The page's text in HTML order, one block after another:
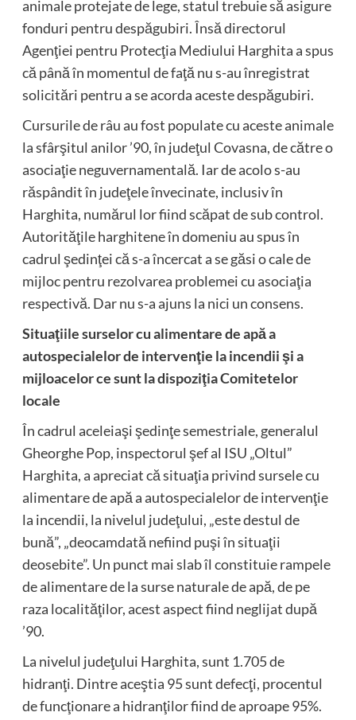
animale protejate de lege, statul trebuie să asigure
fonduri pentru despăgubiri. Însă directorul
Agenţiei pentru Protecţia Mediului Harghita a spus
că până în momentul de faţă nu s-au înregistrat
solicitări pentru a se acorda aceste despăgubiri.
Cursurile de râu au fost populate cu aceste animale
la sfârşitul anilor ’90, în judeţul Covasna, de către o
asociaţie neguvernamentală. Iar de acolo s-au
răspândit în judeţele învecinate, inclusiv în
Harghita, numărul lor fiind scăpat de sub control.
Autorităţile harghitene în domeniu au spus în
cadrul şedinţei că s-a încercat a se găsi o cale de
mijloc pentru rezolvarea problemei cu asociaţia
respectivă. Dar nu s-a ajuns la nici un consens.
Situaţiile surselor cu alimentare de apă a
autospecialelor de intervenţie la incendii şi a
mijloacelor ce sunt la dispoziţia Comitetelor
locale
În cadrul aceleiaşi şedinţe semestriale, generalul
Gheorghe Pop, inspectorul şef al ISU „Oltul”
Harghita, a apreciat că situaţia privind sursele cu
alimentare de apă a autospecialelor de intervenţie
la incendii, la nivelul judeţului, „este destul de
bună”, „deocamdată nefiind puşi în situaţii
deosebite”. Un punct mai slab îl constituie rampele
de alimentare de la surse naturale de apă, de pe
raza localităţilor, acest aspect fiind neglijat după
’90.
La nivelul judeţului Harghita, sunt 1.705 de
hidranţi. Dintre aceştia 95 sunt defecţi, procentul
de funcţionare a hidranţilor fiind de aproape 95%.